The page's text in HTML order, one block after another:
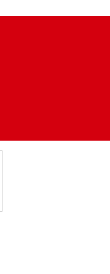
области на сайте